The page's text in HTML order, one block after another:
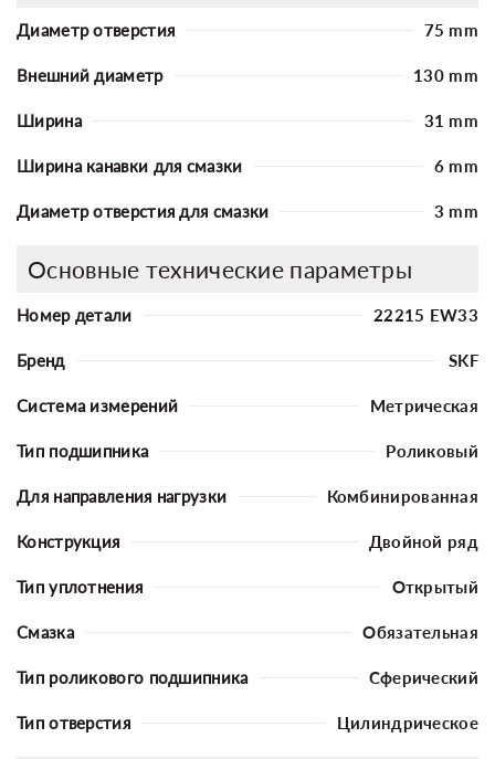
Диаметр отверстия 75 mm
Внешний диаметр 130 mm
Ширина 31 mm
Ширина канавки для смазки 6 mm
Диаметр отверстия для смазки 3 mm
Основные технические параметры
Номер детали 22215 EW33
Бренд SKF
Система измерений Метрическая
Тип подшипника Роликовый
Для направления нагрузки Комбинированная
Конструкция Двойной ряд
Тип уплотнения Открытый
Смазка Обязательная
Тип роликового подшипника Сферический
Тип отверстия Цилиндрическое